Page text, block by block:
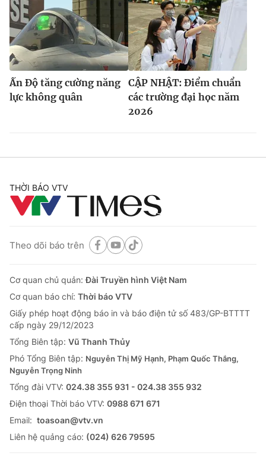
Ấn Độ tăng cường năng
lực không quân
CẬP NHẬT: Điểm chuẩn
các trường đại học năm
2026
THỜI BÁO VTV
Theo dõi báo trên
Cơ quan chủ quản:Đài Truyền hình Việt Nam
Cơ quan báo chí: Thời báo VTV
Giấy phép hoạt động báo in và báo điện tử số 483/GP-BTTTT
cấp ngày 29/12/2023
Tổng Biên tập: Vũ Thanh Thủy
Phó Tổng Biên tập: Nguyễn Thị Mỹ Hạnh, Phạm Quốc Thắng,
Nguyễn Trọng Ninh
Tổng đài VTV: 024.38 355 931 - 024.38 355 932
Ðiện thoại Thời báo VTV: 0988 671 671
Email: toasoan@vtv.vn
Liên hệ quảng cáo: (024) 626 79595